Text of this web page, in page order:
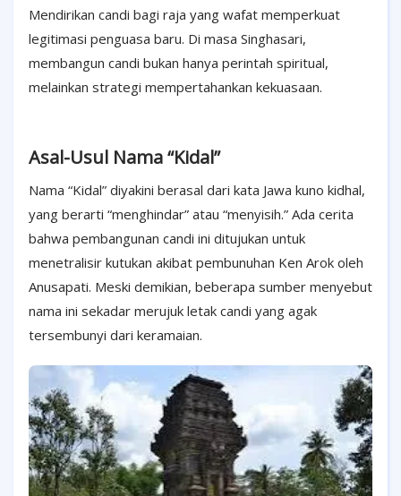
Mendirikan candi bagi raja yang wafat memperkuat
legitimasi penguasa baru. Di masa Singhasari,
membangun candi bukan hanya perintah spiritual,
melainkan strategi mempertahankan kekuasaan.
Asal-Usul Nama “Kidal”
Nama “Kidal” diyakini berasal dari kata Jawa kuno kidhal,
yang berarti “menghindar” atau “menyisih.” Ada cerita
bahwa pembangunan candi ini ditujukan untuk
menetralisir kutukan akibat pembunuhan Ken Arok oleh
Anusapati. Meski demikian, beberapa sumber menyebut
nama ini sekadar merujuk letak candi yang agak
tersembunyi dari keramaian.